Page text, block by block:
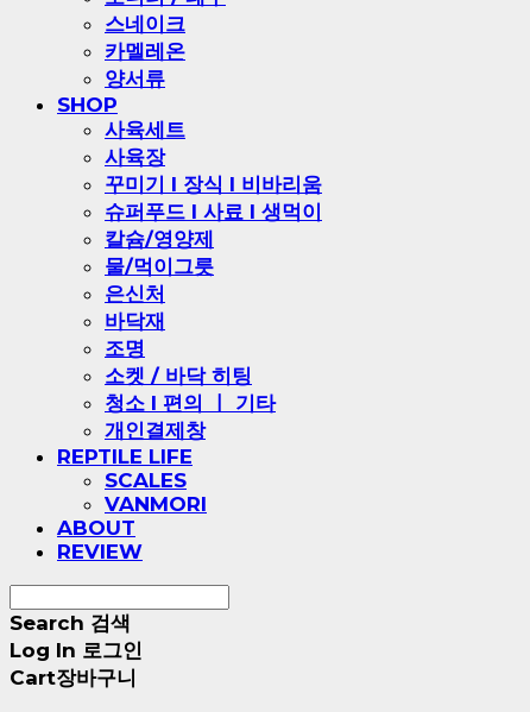
스네이크
카멜레온
양서류
SHOP
사육세트
사육장
꾸미기 l 장식 l 비바리움
슈퍼푸드 l 사료 l 생먹이
칼슘/영양제
물/먹이그릇
은신처
바닥재
조명
소켓 / 바닥 히팅
청소 l 편의 ㅣ 기타
개인결제창
REPTILE LIFE
SCALES
VANMORI
ABOUT
REVIEW
Search 검색
Log In 로그인
Cart장바구니